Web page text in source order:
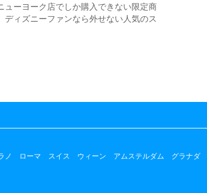
ューヨーク店でしか購入できない限定商
ィズニーファンなら外せない人気のス
ノ ローマ スイス ウィーン アムステルダム グラナダ